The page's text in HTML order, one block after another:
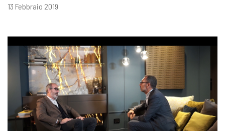
13 Febbraio 2019